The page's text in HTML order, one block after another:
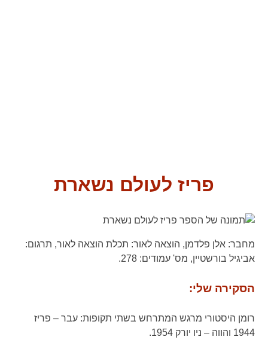
פריז לעולם נשארת
מחבר:אלן פלדמן, הוצאה לאור: תכלת הוצאה לאור, תרגום:
אביגיל בורשטיין, מס' עמודים: 278.
הסקירה שלי:
רומן היסטורי מרגש המתרחש בשתי תקופות: עבר – פריז
1944 והווה – ניו יורק 1954.